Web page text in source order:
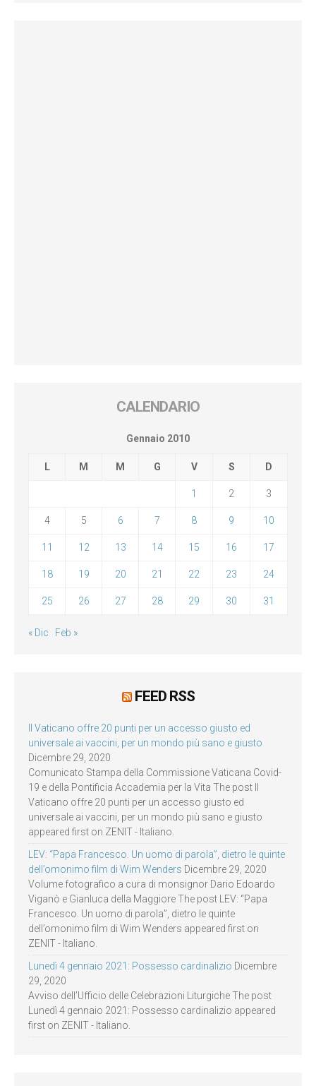
CALENDARIO
Gennaio 2010
L M M G V S D
1 2 3
4 5 6 7 8 9 10
11 12 13 14 15 16 17
18 19 20 21 22 23 24
25 26 27 28 29 30 31
« Dic Feb »
FEED RSS
Il Vaticano offre 20 punti per un accesso giusto ed
universale ai vaccini, per un mondo più sano e giusto
Dicembre 29, 2020
Comunicato Stampa della Commissione Vaticana Covid-
19 e della Pontificia Accademia per la Vita The post Il
Vaticano offre 20 punti per un accesso giusto ed
universale ai vaccini, per un mondo più sano e giusto
appeared first on ZENIT - Italiano.
LEV: “Papa Francesco. Un uomo di parola”, dietro le quinte
dell’omonimo film di Wim Wenders Dicembre 29, 2020
Volume fotografico a cura di monsignor Dario Edoardo
Viganò e Gianluca della Maggiore The post LEV: “Papa
Francesco. Un uomo di parola”, dietro le quinte
dell’omonimo film di Wim Wenders appeared first on
ZENIT - Italiano.
Lunedì 4 gennaio 2021: Possesso cardinalizio Dicembre
29, 2020
Avviso dell’Ufficio delle Celebrazioni Liturgiche The post
Lunedì 4 gennaio 2021: Possesso cardinalizio appeared
first on ZENIT - Italiano.